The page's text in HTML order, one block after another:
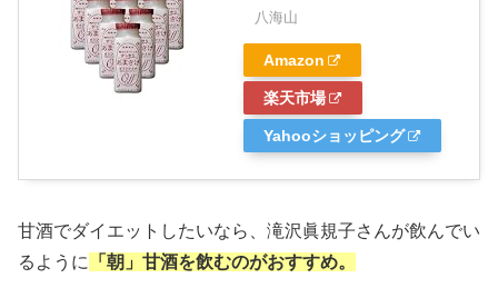
八海山
Amazon
楽天市場
Yahooショッピング
甘酒でダイエットしたいなら、滝沢眞規子さんが飲んでい
るように
「朝」甘酒を飲むのがおすすめ。